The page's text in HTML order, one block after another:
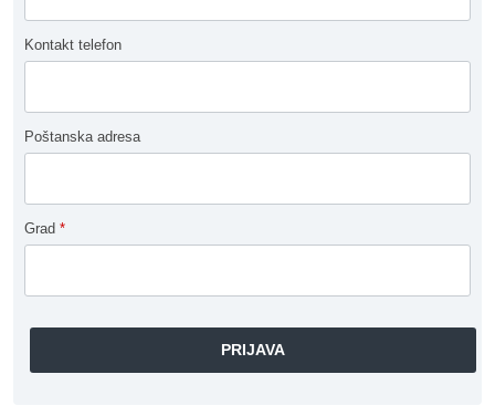
Kontakt telefon
Poštanska adresa
Grad *